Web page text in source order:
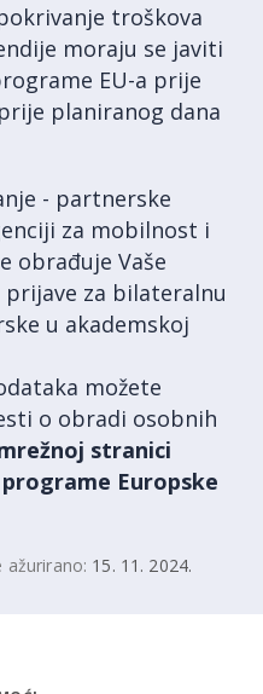
troškova
moraju se javiti
EU-a prije
planiranog dana
- partnerske
za mobilnost i
obrađuje Vaše
za bilateralnu
u akademskoj
možete
o obradi osobnih
stranici
Europske
ažurirano: 15. 11. 2024.